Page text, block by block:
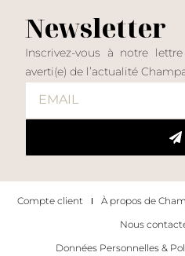
Newsletter
Inscrivez-vous à notre
averti(e) de l’actualité
Compte client À propos de
Nous
Données Personnelles &